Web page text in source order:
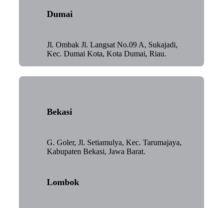
Dumai
Jl. Ombak Jl. Langsat No.09 A, Sukajadi,
Kec. Dumai Kota, Kota Dumai, Riau.
Bekasi
G. Goler, Jl. Setiamulya, Kec. Tarumajaya,
Kabupaten Bekasi, Jawa Barat.
Lombok